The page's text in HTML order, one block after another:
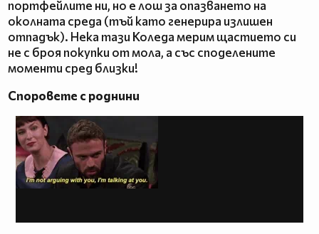
портфейлите ни, но е лош за опазването на
околната среда (тъй като генерира излишен
отпадък). Нека тази Коледа мерим щастието си
не с броя покупки от мола, а със споделените
моменти сред близки!
Споровете с роднини